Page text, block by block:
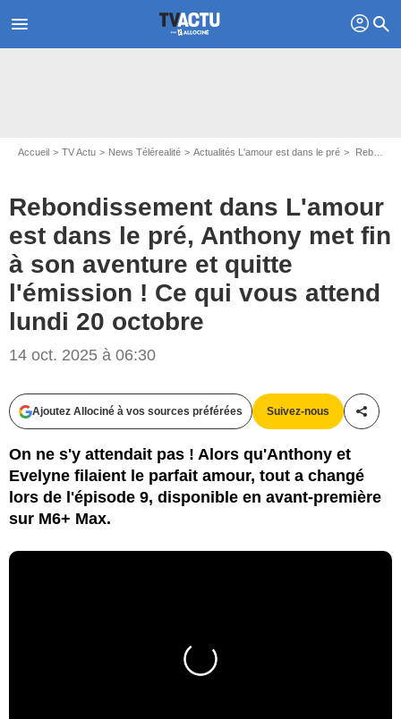
menu profil search
Accueil TV Actu News Télérealité Actualités L'amour est dans le pré Rebondissement dans L'amour est dans le pré, Anthony met fin à son aventure et quitte l'émission ! Ce qui vous attend lundi 20 octobre
Rebondissement dans L'amour
est dans le pré, Anthony met fin
à son aventure et quitte
l'émission ! Ce qui vous attend
lundi 20 octobre
14 oct. 2025 à 06:30
Ajoutez Allociné à vos sources préférées Suivez-nous
On ne s'y attendait pas ! Alors qu'Anthony et
Evelyne filaient le parfait amour, tout a changé
lors de l'épisode 9, disponible en avant-première
sur M6+ Max.